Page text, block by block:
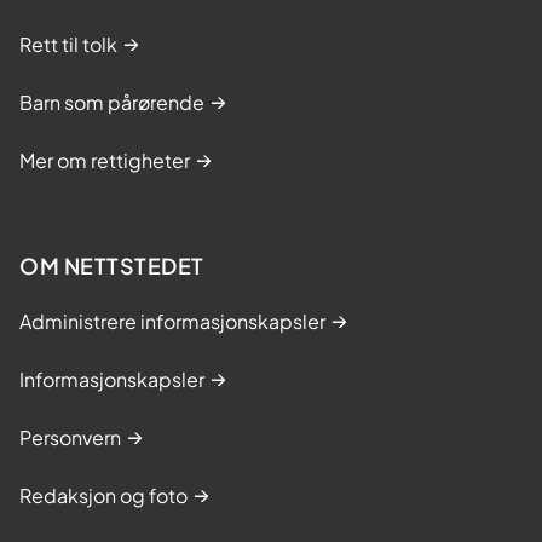
Rett til tolk
Barn som pårørende
Mer om rettigheter
OM NETTSTEDET
Administrere informasjonskapsler
Informasjonskapsler
Personvern
Redaksjon og foto